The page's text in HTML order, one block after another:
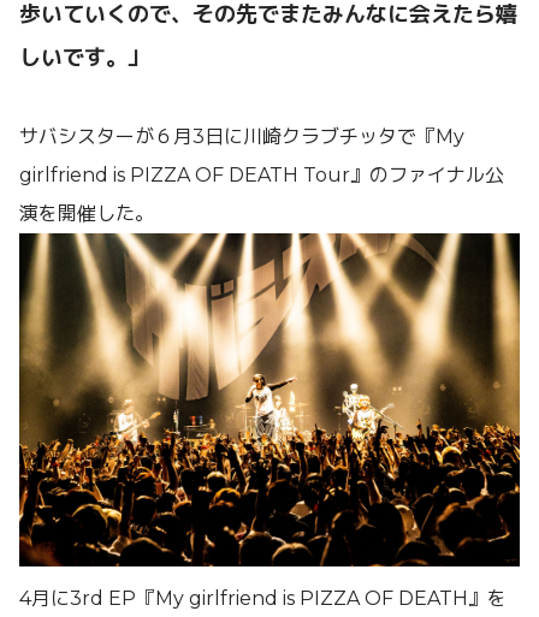
歩いていくので、その先でまたみんなに会えたら嬉
しいです。」
サバシスターが６月3日に川崎クラブチッタで『My
girlfriend is PIZZA OF DEATH Tour』のファイナル公
演を開催した。
4月に3rd EP『My girlfriend is PIZZA OF DEATH』を